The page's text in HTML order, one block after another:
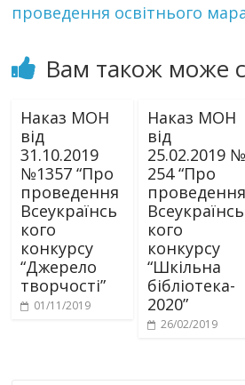
проведення освітнього
Вам також може
Наказ МОН
від
31.10.2019
№1357 “Про
проведення
Всеукраїнсь
кого
конкурсу
“Джерело
творчості”
01/11/2019
Наказ МОН
від
25.02.2019 №
254 “Про
проведення
Всеукраїнсь
кого
конкурсу
“Шкільна
бібліотека-
2020”
26/02/2019